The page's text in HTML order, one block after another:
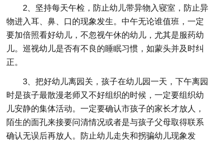
2、坚持每天午检，防止幼儿带异物入寝室，防止异
物进入耳、鼻、口的现象发生。中午无论谁值班，一定
要加倍照看好幼儿，不忽视午休的幼儿，尤其是服药幼
儿。巡视幼儿是否有不良的睡眠习惯，如蒙头并及时纠
正。
3、把好幼儿离园关，孩子在幼儿园一天，下午离园
时是孩子最散漫老师又不好组织的时候，一定要组织幼
儿安静的集体活动。一定要确认市孩子的家长才放人，
陌生的面孔来接要问清情况或者是与孩子父母取得联系
确认无误后再放人。防止幼儿走失和拐骗幼儿现象发